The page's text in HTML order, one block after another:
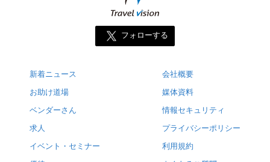
フォローする
新着ニュース
お助け道場
ベンダーさん
求人
イベント・セミナー
会社概要
媒体資料
情報セキュリティ
プライバシーポリシー
利用規約